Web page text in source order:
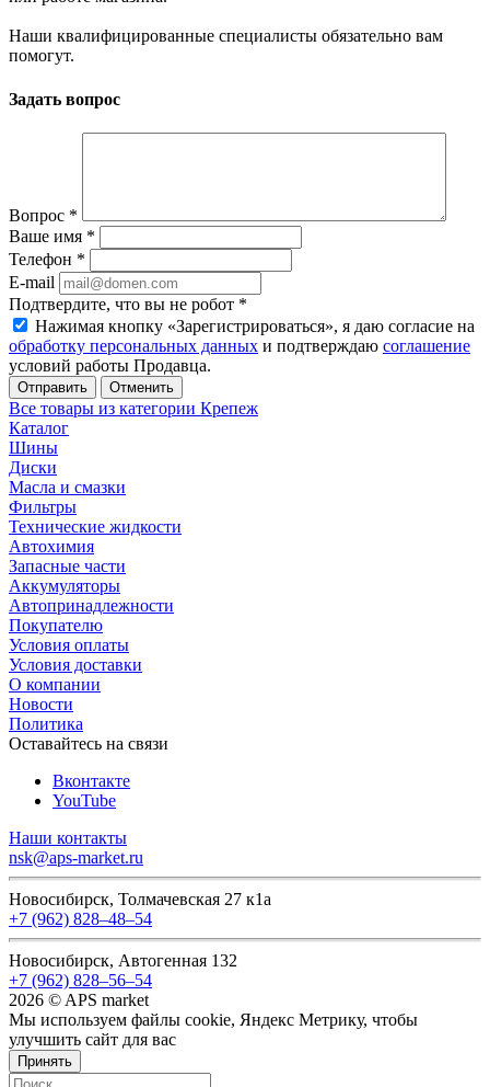
Наши квалифицированные специалисты обязательно вам
помогут.
Задать вопрос
Вопрос *
Ваше имя *
Телефон *
E-mail
Подтвердите, что вы не робот *
Нажимая кнопку «Зарегистрироваться», я даю согласие на
обработку персональных данных и подтверждаю соглашение
условий работы Продавца.
Отменить
Все товары из категории Крепеж
Каталог
Шины
Диски
Масла и смазки
Фильтры
Технические жидкости
Автохимия
Запасные части
Аккумуляторы
Автопринадлежности
Покупателю
Условия оплаты
Условия доставки
О компании
Новости
Политика
Оставайтесь на связи
Вконтакте
YouTube
Наши контакты
nsk@aps-market.ru
Новосибирск, Толмачевская 27 к1а
+7 (962) 828‒48‒54
Новосибирск, Автогенная 132
+7 (962) 828‒56‒54
2026 © APS market
Мы используем файлы cookie, Яндекс Метрику, чтобы
улучшить сайт для вас
Принять